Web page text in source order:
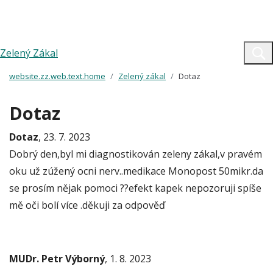
Zelený Zákal
website.zz.web.text.home Zelený zákal Dotaz
Dotaz
Dotaz, 23. 7. 2023
Dobrý den,byl mi diagnostikován zeleny zákal,v pravém
oku už zúžený ocni nerv..medikace Monopost 50mikr.da
se prosím nějak pomoci ??efekt kapek nepozoruji spíše
mě oči bolí více .děkuji za odpověď
MUDr. Petr Výborný, 1. 8. 2023